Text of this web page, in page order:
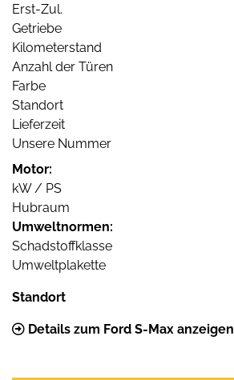
Erst-Zul.
Getriebe
Kilometerstand
Anzahl der Türen
Farbe
Standort
Lieferzeit
Unsere Nummer
Motor:
kW / PS
Hubraum
Umweltnormen:
Schadstoffklasse
Umweltplakette
Standort
Details zum Ford S-Max anzeigen